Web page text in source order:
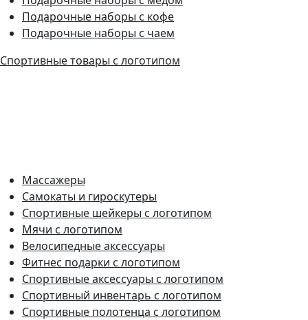
Подарочные наборы с кофе
Подарочные наборы с чаем
Спортивные товары с логотипом
Массажеры
Самокаты и гироскутеры
Спортивные шейкеры с логотипом
Мячи с логотипом
Велосипедные аксессуары
Фитнес подарки с логотипом
Спортивные аксессуары с логотипом
Спортивный инвентарь с логотипом
Спортивные полотенца с логотипом